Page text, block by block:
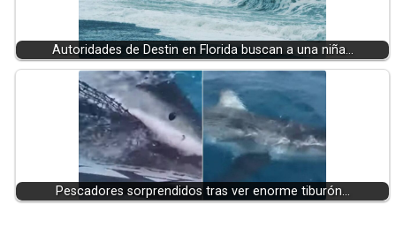
Autoridades de Destin en Florida buscan a una niña…
Pescadores sorprendidos tras ver enorme tiburón…